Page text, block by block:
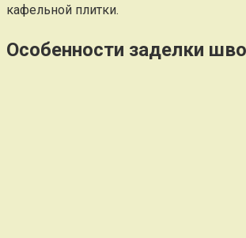
кафельной плитки.
Особенности заделки